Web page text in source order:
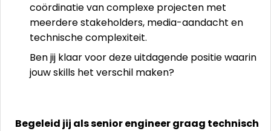
coördinatie van complexe projecten met
meerdere stakeholders, media-aandacht en
technische complexiteit.
Ben jij klaar voor deze uitdagende positie waarin
jouw skills het verschil maken?
Begeleid jij als senior engineer graag technisch